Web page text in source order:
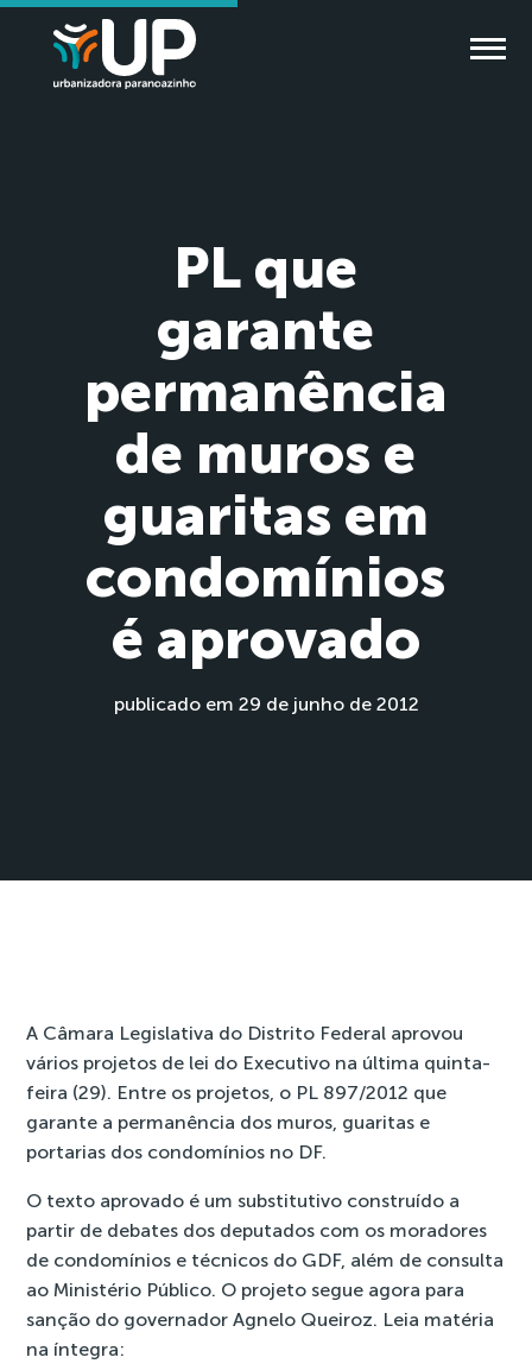
PL que
garante
permanência
de muros e
guaritas em
condomínios
é aprovado
publicado em 29 de junho de 2012
A Câmara Legislativa do Distrito Federal aprovou
vários projetos de lei do Executivo na última quinta-
feira (29). Entre os projetos, o PL 897/2012 que
garante a permanência dos muros, guaritas e
portarias dos condomínios no DF.
O texto aprovado é um substitutivo construído a
partir de debates dos deputados com os moradores
de condomínios e técnicos do GDF, além de consulta
ao Ministério Público. O projeto segue agora para
sanção do governador Agnelo Queiroz. Leia matéria
na íntegra: